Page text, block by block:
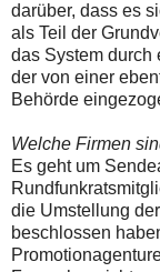
darüber, dass es
als Teil der
das System durch
der von einer
Behörde
Welche Firmen
Es geht um
die Umstellung
beschlossen